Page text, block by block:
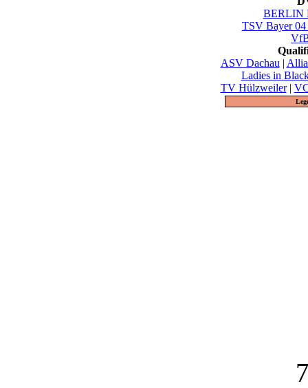
BERLIN
TSV Bayer 04
ASV Dachau |
Ladies in
TV Hülzweiler|